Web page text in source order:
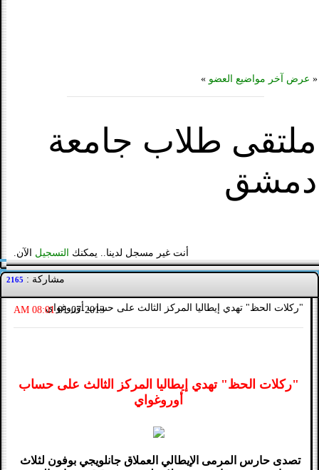
« عرض آخر مواضيع العضو »
ملتقى طلاب جامعة
دمشق
أنت غير مسجل لدينا.. يمكنك التسجيل الآن.
مشاركة : 2165
"ركلات الحظ" تهدي إيطاليا المركز الثالث على حساب أوروغواي
01-07-2013
08:01 AM
"ركلات الحظ" تهدي إيطاليا المركز الثالث على حساب
أوروغواي
تصدى حارس المرمى الإيطالي العملاق جانلويجي بوفون لثلاث